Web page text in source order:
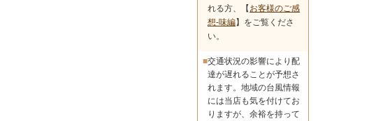
れる方、【 お客様のご感
想-味編】をご覧くださ
い。
■交通状況の影響により配
達が遅れることが予想さ
れます。地域の台風情報
には当店も気を付けてお
りますが、余裕を持って